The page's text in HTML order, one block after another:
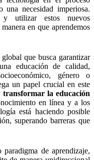
necesidad imperiosa.
y utilizar estos nuevos
en que aprendemos
que busca garantizar
educación de calidad,
género o
un papel crucial en este
transformar la educación
en línea y a los
está haciendo posible
superando barreras que
de aprendizaje,